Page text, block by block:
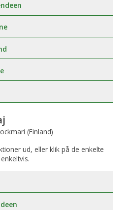
(Finland)
ud, eller klik på de enkelte